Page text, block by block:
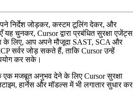
निर्देश जोड़कर, कस्टम टूलिंग देकर, और
चुनकर, Cursor द्वारा प्रबंधित सुरक्षा एजेंट्स
लिए, आप अपने मौजूदा SAST, SCA और
सर्वर जोड़ सकते हैं, ताकि Cursor उन्हें
कर सके।
एक मजबूत अनुभव देने के लिए Cursor सुरक्षा
हार्नेस और मॉडल्स में भी लगातार सुधार कर